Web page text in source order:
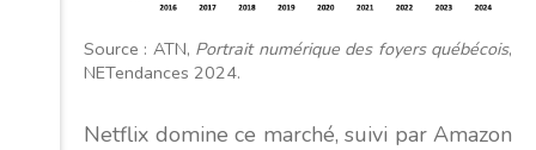
Source : ATN, Portrait numérique des foyers québécois,
NETendances 2024.
Netflix domine ce marché, suivi par Amazon